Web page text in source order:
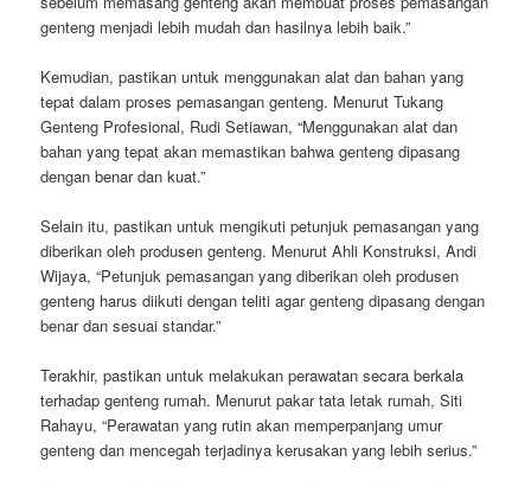
genteng menjadi lebih mudah dan hasilnya lebih baik.”
Kemudian, pastikan untuk menggunakan alat dan bahan yang
tepat dalam proses pemasangan genteng. Menurut Tukang
Genteng Profesional, Rudi Setiawan, “Menggunakan alat dan
bahan yang tepat akan memastikan bahwa genteng dipasang
dengan benar dan kuat.”
Selain itu, pastikan untuk mengikuti petunjuk pemasangan yang
diberikan oleh produsen genteng. Menurut Ahli Konstruksi, Andi
Wijaya, “Petunjuk pemasangan yang diberikan oleh produsen
genteng harus diikuti dengan teliti agar genteng dipasang dengan
benar dan sesuai standar.”
Terakhir, pastikan untuk melakukan perawatan secara berkala
terhadap genteng rumah. Menurut pakar tata letak rumah, Siti
Rahayu, “Perawatan yang rutin akan memperpanjang umur
genteng dan mencegah terjadinya kerusakan yang lebih serius.”